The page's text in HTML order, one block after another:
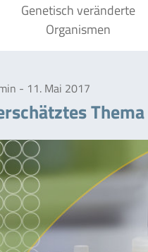
Genetisch veränderte
Organismen
- 11. Mai 2017